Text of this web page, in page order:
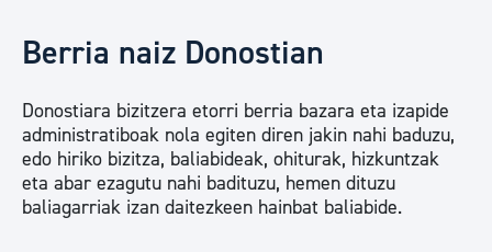
Berria naiz Donostian
Donostiara bizitzera etorri berria bazara eta izapide
administratiboak nola egiten diren jakin nahi baduzu,
edo hiriko bizitza, baliabideak, ohiturak, hizkuntzak
eta abar ezagutu nahi badituzu, hemen dituzu
baliagarriak izan daitezkeen hainbat baliabide.